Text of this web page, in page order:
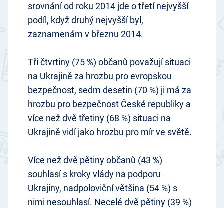
srovnání od roku 2014 jde o třetí nejvyšší
podíl, když druhý nejvyšší byl,
zaznamenám v březnu 2014.
Tři čtvrtiny (75 %) občanů považují situaci
na Ukrajině za hrozbu pro evropskou
bezpečnost, sedm desetin (70 %) ji má za
hrozbu pro bezpečnost České republiky a
více než dvě třetiny (68 %) situaci na
Ukrajině vidí jako hrozbu pro mír ve světě.
Více než dvě pětiny občanů (43 %)
souhlasí s kroky vlády na podporu
Ukrajiny, nadpoloviční většina (54 %) s
nimi nesouhlasí. Necelé dvě pětiny (39 %)